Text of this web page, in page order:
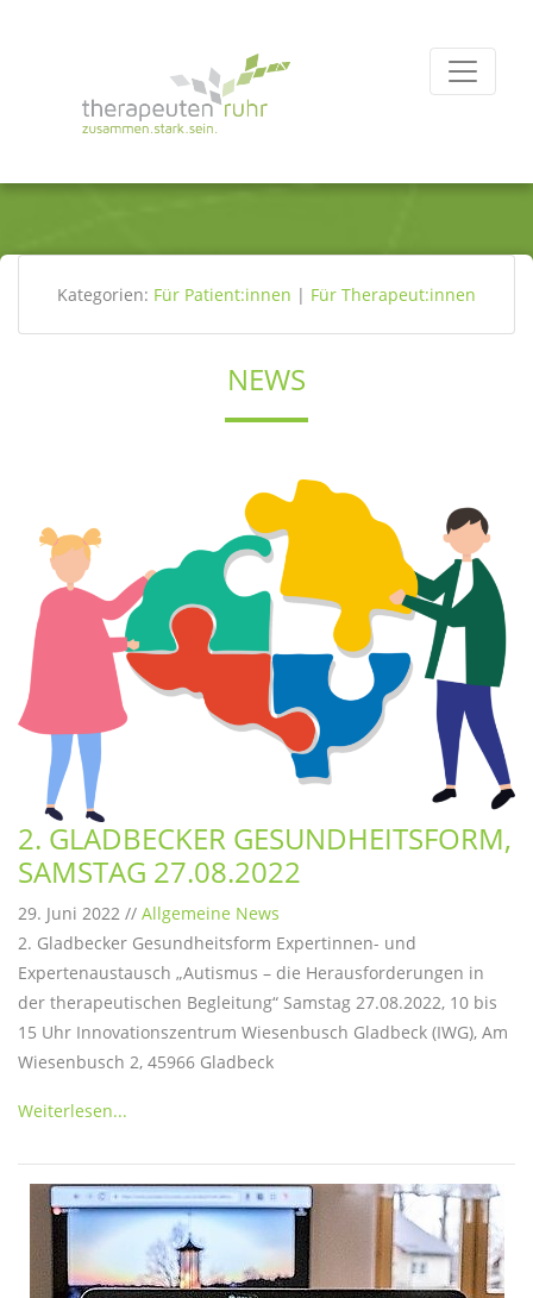
Kategorien: Für Patient:innen | Für Therapeut:innen
NEWS
2. GLADBECKER GESUNDHEITSFORM,
SAMSTAG 27.08.2022
29. Juni 2022 // Allgemeine News
2. Gladbecker Gesundheitsform Expertinnen- und
Expertenaustausch „Autismus – die Herausforderungen in
der therapeutischen Begleitung“ Samstag 27.08.2022, 10 bis
15 Uhr Innovationszentrum Wiesenbusch Gladbeck (IWG), Am
Wiesenbusch 2, 45966 Gladbeck
Weiterlesen...